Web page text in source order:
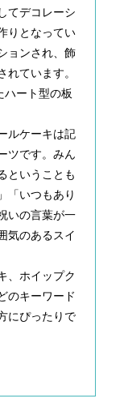
てデコレーシ
りとなってい
ョンされ、飾
れています。
ハート型の板
ルケーキは記
ツです。みん
ということも
「いつもあり
いの言葉が一
気のあるスイ
、ホイップク
のキーワード
にぴったりで